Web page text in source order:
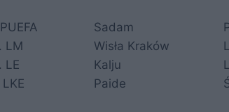
Sadam
LM Wisła Kraków
LE Kalju
Paide